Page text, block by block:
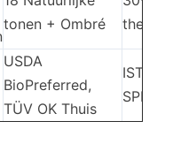
tonen + Ombré
USDA
BioPreferred,
TÜV OK Thuis
ISTA
SPEC